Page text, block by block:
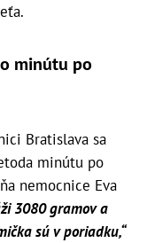
minútu po
Bratislava sa
minútu po
nemocnice Eva
3080 gramov a
sú v poriadku,“